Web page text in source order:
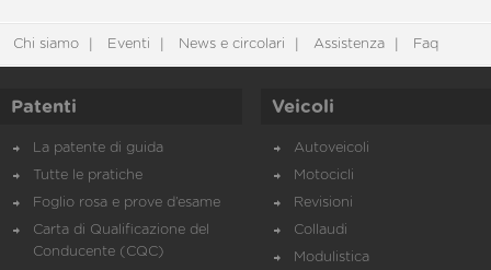
Chi siamo Eventi News e circolari Assistenza Faq
Patenti
La patente di guida
Tutte le pratiche
Foglio rosa e prove d’esame
Carta di Qualificazione del
Conducente (CQC)
Veicoli
Autoveicoli
Motocicli
Revisioni
Collaudi
Modulistica